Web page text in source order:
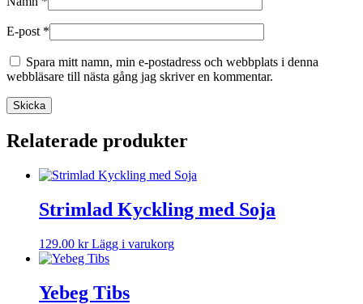
E-post *
Spara mitt namn, min e-postadress och webbplats i denna
webbläsare till nästa gång jag skriver en kommentar.
Relaterade produkter
Strimlad Kyckling med Soja
129.00 kr Lägg i varukorgDen
Yebeg Tibs